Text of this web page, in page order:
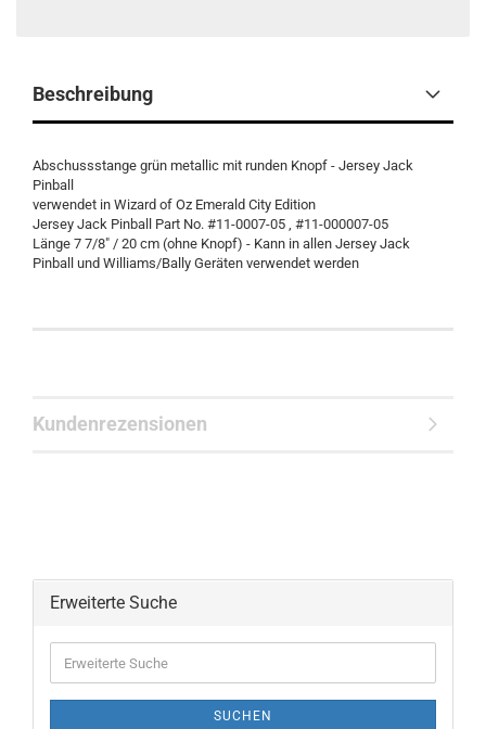
Beschreibung
Abschussstange grün metallic mit runden Knopf - Jersey Jack
Pinball
verwendet in Wizard of Oz Emerald City Edition
Jersey Jack Pinball Part No. #11-0007-05 , #11-000007-05
Länge 7 7/8" / 20 cm (ohne Knopf) - Kann in allen Jersey Jack
Pinball und Williams/Bally Geräten verwendet werden
Kundenrezensionen
Erweiterte Suche
Suche
SUCHEN